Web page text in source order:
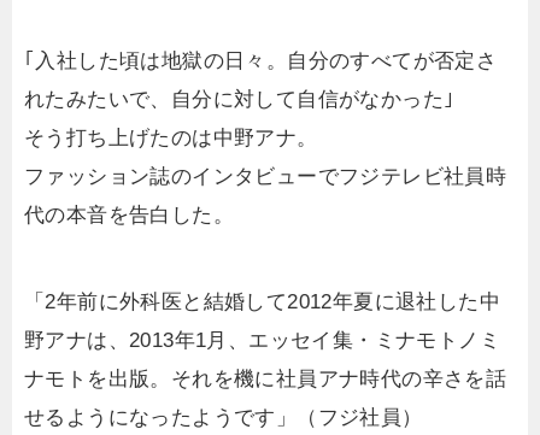
｢入社した頃は地獄の日々。自分のすべてが否定さ
れたみたいで、自分に対して自信がなかった｣
そう打ち上げたのは中野アナ。
ファッション誌のインタビューでフジテレビ社員時
代の本音を告白した。
「2年前に外科医と結婚して2012年夏に退社した中
野アナは、2013年1月、エッセイ集・ミナモトノミ
ナモトを出版。それを機に社員アナ時代の辛さを話
せるようになったようです」（フジ社員）